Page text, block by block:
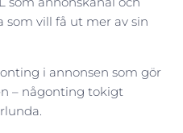
som vill få ut mer av sin
i annonsen som gör
– någonting tokigt